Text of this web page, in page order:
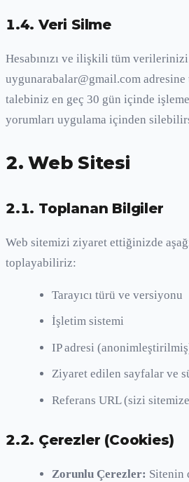
1.4. Veri Silme
Hesabınızı ve ilişkili tüm
uygunarabalar@gmail.com
talebiniz en geç 30 gün içinde işleme
yorumları uygulama içinden
2. Web Sitesi
2.1. Toplanan Bilgiler
Web sitemizi ziyaret ettiğinizde
toplayabiliriz:
Tarayıcı türü ve versiyonu
İşletim sistemi
IP adresi
Ziyaret edilen sayfalar ve
Referans URL (sizi
2.2. Çerezler (Cookies)
Zorunlu Çerezler: Sitenin